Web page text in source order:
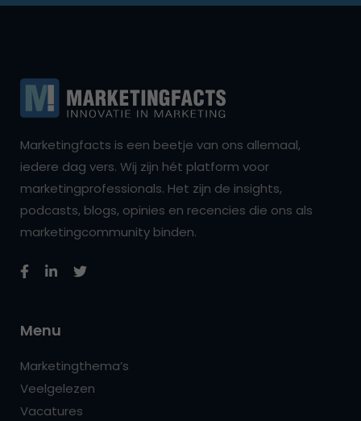
Marketingfacts is een beetje van ons allemaal,
iedere dag vers. Wij zijn hét platform voor
marketingprofessionals. Het zijn de insights,
podcasts, blogs, opinies en recencies die ons als
marketingcommunity binden.
Menu
Marketingthema’s
Veelgelezen
Vacatures